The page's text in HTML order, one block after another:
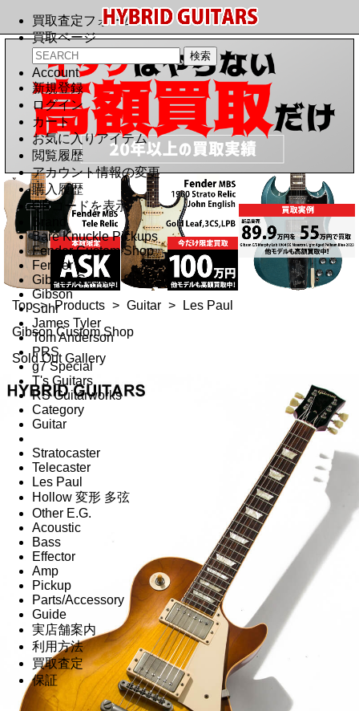
買取査定フォーム
買取ページ
Account
新規登録
ログイン
カート
お気に入りアイテム
閲覧履歴
アカウント情報の変更
購入履歴
QRコードを表示
Brand
Bare Knuckle Pickups
Fender Custom Shop
Fender
Gibson Custom Shop
Gibson
Suhr
James Tyler
Tom Anderson
PRS
g7 Special
T's Guitars
RS Guitarworks
Category
Guitar
Stratocaster
Telecaster
Les Paul
Hollow 変形 多弦
Other E.G.
Acoustic
Bass
Effector
Amp
Pickup
Parts/Accessory
Guide
実店舗案内
利用方法
買取査定
保証
Top > Products > Guitar >
Les Paul
Gibson Custom Shop
Sold Out Gallery